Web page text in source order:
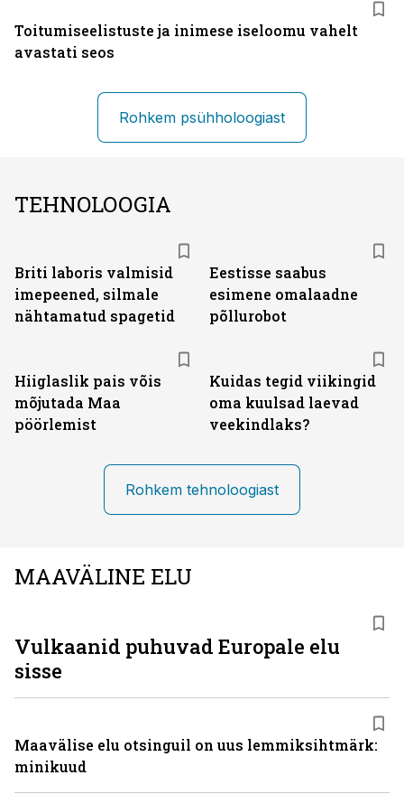
Toitumiseelistuste ja inimese iseloomu vahelt
avastati seos
Rohkem psühholoogiast
TEHNOLOOGIA
Briti laboris valmisid
imepeened, silmale
nähtamatud spagetid
Eestisse saabus
esimene omalaadne
põllurobot
Hiiglaslik pais võis
mõjutada Maa
pöörlemist
Kuidas tegid viikingid
oma kuulsad laevad
veekindlaks?
Rohkem tehnoloogiast
MAAVÄLINE ELU
Vulkaanid puhuvad Europale elu
sisse
Maavälise elu otsinguil on uus lemmiksihtmärk:
minikuud